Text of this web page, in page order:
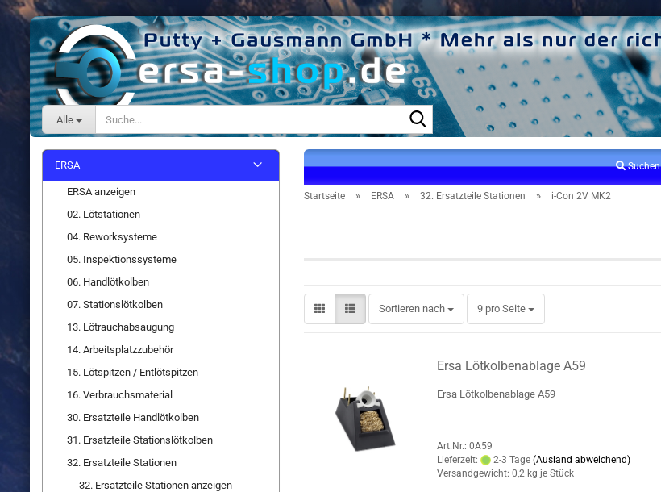
Alle
Suche...
Suchen
Startseite » ERSA » 32. Ersatzteile Stationen » i-Con 2V MK2
Sortieren nach
Sortieren nach 9 pro Seite
pro Seite
Ersa Lötkolbenablage A59
Ersa Lötkolbenablage A59
Art.Nr.: 0A59
Lieferzeit:
2-3 Tage (Ausland abweichend)
Versandgewicht: 0,2 kg je Stück
ERSA
ERSA anzeigen
02. Lötstationen
04. Reworksysteme
05. Inspektionssysteme
06. Handlötkolben
07. Stationslötkolben
13. Lötrauchabsaugung
14. Arbeitsplatzzubehör
15. Lötspitzen / Entlötspitzen
16. Verbrauchsmaterial
30. Ersatzteile Handlötkolben
31. Ersatzteile Stationslötkolben
32. Ersatzteile Stationen
32. Ersatzteile Stationen anzeigen